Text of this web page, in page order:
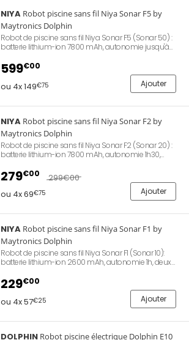
NIYA Robot piscine sans fil Niya Sonar F5 by
Maytronics Dolphin
Robot de piscine sans fil Niya Sonar F5 (Sonar 50) :
batterie lithium-ion 7800 mAh, autonomie jusqu'à
puissants, deux brosses actives, filtration 200
microns (3,2 L), nettoyage du fond, des parois et de la
ligne d'eau, connectivité Bluetooth via application
mobile, pour piscines jusqu'à 12 m, poids 9 kg,
599€00
ou 4x 149€75 Ajouter
NIYA Robot piscine sans fil Niya Sonar F2 by
Maytronics Dolphin
Robot de piscine sans fil Niya Sonar F2 (Sonar 20) :
batterie lithium-ion 7800 mAh, autonomie 1h30,
brushless, panier filtrant 2L (200 microns), nettoyage
du fond uniquement, pour piscines jusqu'à 8 m,
poids 8 kg, garantie 2 ans.
279€00 299€00
ou 4x 69€75 Ajouter
NIYA Robot piscine sans fil Niya Sonar F1 by
Maytronics Dolphin
Robot de piscine sans fil Niya Sonar F1 (Sonar 10):
batterie lithium-ion 2600 mAh, autonomie 1h, deux
microns (2L), nettoyage du fond uniquement, pour
piscines jusqu'à 6 m, poids 3,2 kg, garantie 2 ans.
229€00
ou 4x 57€25 Ajouter
DOLPHIN Robot piscine électrique Dolphin E10